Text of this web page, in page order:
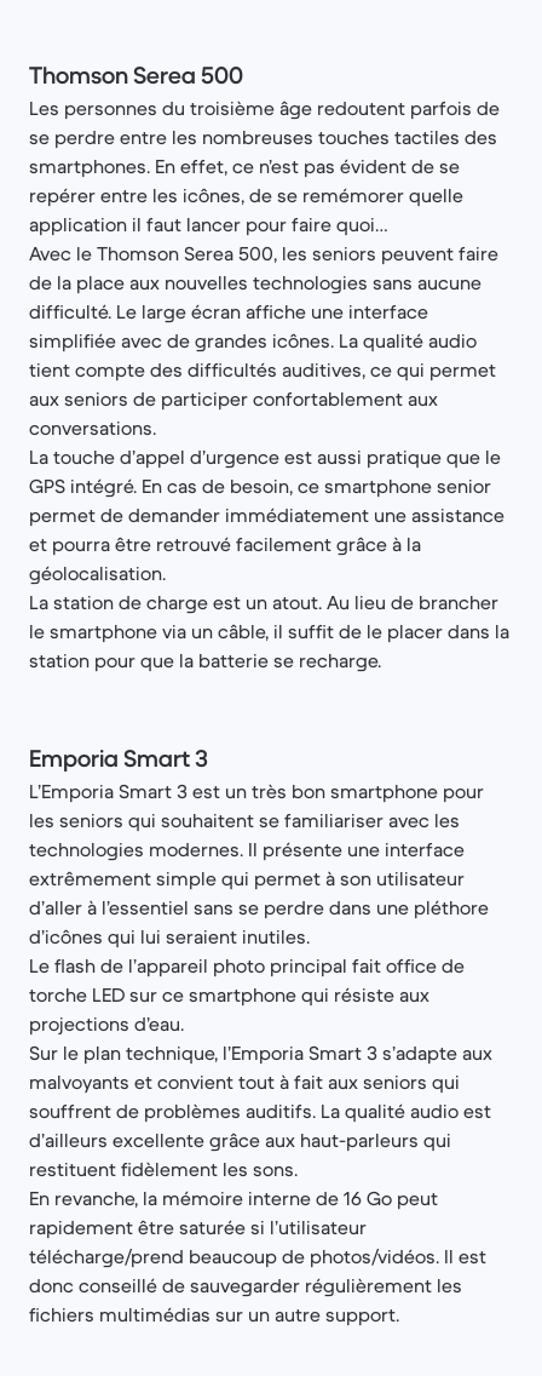
Thomson Serea 500
Les personnes du troisième âge redoutent parfois de
se perdre entre les nombreuses touches tactiles des
smartphones. En effet, ce n’est pas évident de se
repérer entre les icônes, de se remémorer quelle
application il faut lancer pour faire quoi…
Avec le Thomson Serea 500, les seniors peuvent faire
de la place aux nouvelles technologies sans aucune
difficulté. Le large écran affiche une interface
simplifiée avec de grandes icônes. La qualité audio
tient compte des difficultés auditives, ce qui permet
aux seniors de participer confortablement aux
conversations.
La touche d’appel d’urgence est aussi pratique que le
GPS intégré. En cas de besoin, ce smartphone senior
permet de demander immédiatement une assistance
et pourra être retrouvé facilement grâce à la
géolocalisation.
La station de charge est un atout. Au lieu de brancher
le smartphone via un câble, il suffit de le placer dans la
station pour que la batterie se recharge.
Emporia Smart 3
L’Emporia Smart 3 est un très bon smartphone pour
les seniors qui souhaitent se familiariser avec les
technologies modernes. Il présente une interface
extrêmement simple qui permet à son utilisateur
d’aller à l’essentiel sans se perdre dans une pléthore
d’icônes qui lui seraient inutiles.
Le flash de l’appareil photo principal fait office de
torche LED sur ce smartphone qui résiste aux
projections d’eau.
Sur le plan technique, l’Emporia Smart 3 s’adapte aux
malvoyants et convient tout à fait aux seniors qui
souffrent de problèmes auditifs. La qualité audio est
d’ailleurs excellente grâce aux haut-parleurs qui
restituent fidèlement les sons.
En revanche, la mémoire interne de 16 Go peut
rapidement être saturée si l’utilisateur
télécharge/prend beaucoup de photos/vidéos. Il est
donc conseillé de sauvegarder régulièrement les
fichiers multimédias sur un autre support.